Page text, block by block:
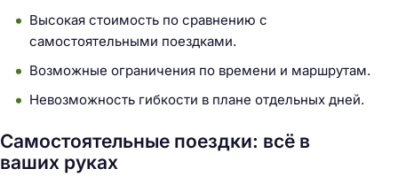
Высокая стоимость по сравнению с
самостоятельными поездками.
Возможные ограничения по времени и маршрутам.
Невозможность гибкости в плане отдельных дней.
Самостоятельные поездки: всё в
ваших руках